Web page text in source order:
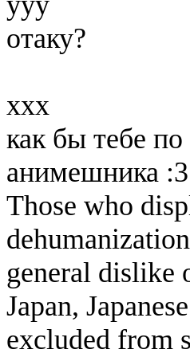
отаку?
xxx
как бы тебе
анимешника :3
Those who
general dislike
Japan,
excluded from